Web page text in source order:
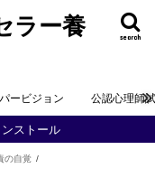
ラー養
search
ービジョン 公認心理師
ストール
の自覚